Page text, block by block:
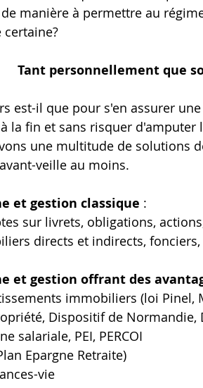
manière à permettre au
certaine?
Tant personnellement que
est-il que pour s'en assurer
la fin et sans risquer
une multitude de solutions
veille au moins.
et gestion classique :
sur livrets, obligations,
directs et indirects, fonciers,
et gestion offrant des
immobiliers (loi
Dispositif de
salariale, PEI, PERCOI
Epargne Retraite)
vie